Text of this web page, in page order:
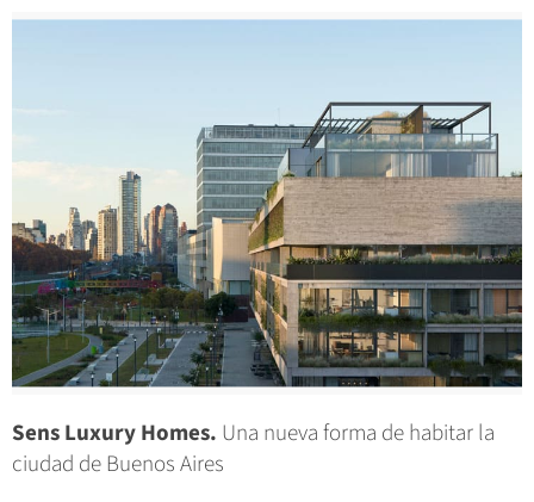
Sens Luxury Homes. Una nueva forma de habitar la
ciudad de Buenos Aires